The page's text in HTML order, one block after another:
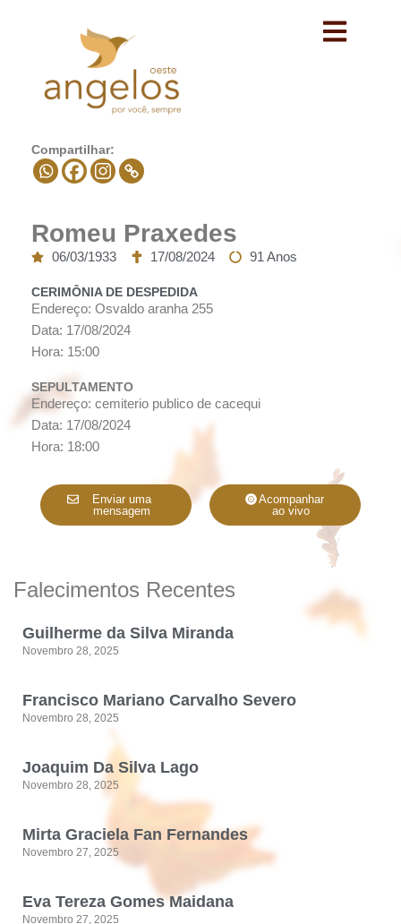
Compartilhar:
Romeu Praxedes
06/03/1933 17/08/2024 91 Anos
CERIMÔNIA DE DESPEDIDA
Endereço: Osvaldo aranha 255
Data: 17/08/2024
Hora: 15:00
SEPULTAMENTO
Endereço: cemiterio publico de cacequi
Data: 17/08/2024
Hora: 18:00
Enviar uma
mensagem
Acompanhar
ao vivo
Falecimentos Recentes
Guilherme da Silva Miranda
Novembro 28, 2025
Francisco Mariano Carvalho Severo
Novembro 28, 2025
Joaquim Da Silva Lago
Novembro 28, 2025
Mirta Graciela Fan Fernandes
Novembro 27, 2025
Eva Tereza Gomes Maidana
Novembro 27, 2025